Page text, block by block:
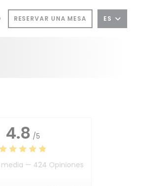
VENTANA))
RESERVAR UNA MESA ES
4.8 /5
media — 424 Opiniones